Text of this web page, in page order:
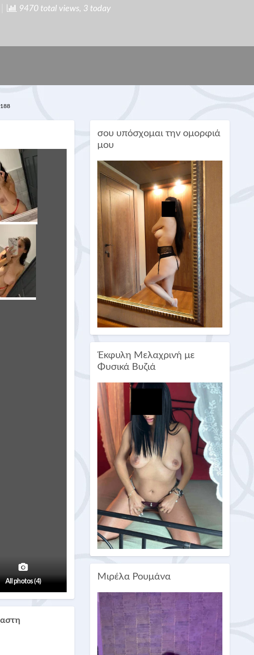
9470 total views, 3 today
All photos (4)
σου υπόσχομαι την ομορφιά
μου
Έκφυλη Μελαχρινή με
Φυσικά Βυζιά
Μιρέλα Ρουμάνα